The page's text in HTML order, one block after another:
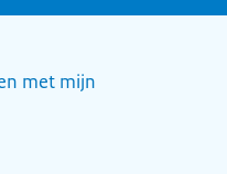
met mijn